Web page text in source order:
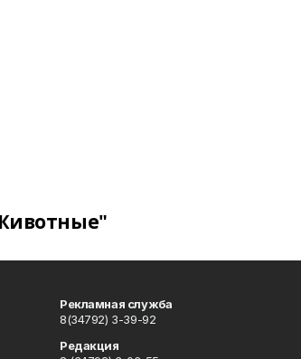
Рекламная служба
8(34792) 3-39-92
Редакция